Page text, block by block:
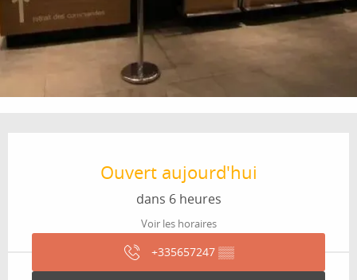
Ouvert aujourd'hui
dans 6 heures
Voir les horaires
+335657247 ▒▒